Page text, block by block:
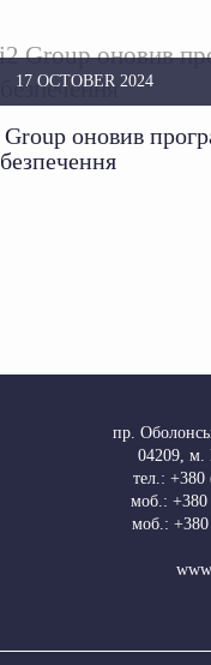
оновив
17 OCTOBER 2024
пр.
04209, м.
тел.: +380
моб.:
моб.: